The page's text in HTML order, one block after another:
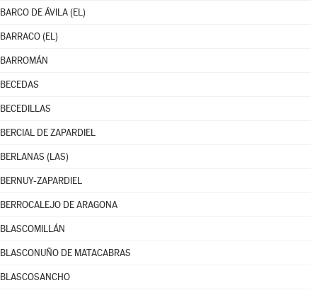
BARCO DE ÁVILA (EL)
BARRACO (EL)
BARROMÁN
BECEDAS
BECEDILLAS
BERCIAL DE ZAPARDIEL
BERLANAS (LAS)
BERNUY-ZAPARDIEL
BERROCALEJO DE ARAGONA
BLASCOMILLÁN
BLASCONUÑO DE MATACABRAS
BLASCOSANCHO